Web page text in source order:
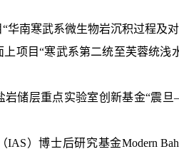
华南寒武系微生物岩沉积过程及
项目“寒武系第二统至芙蓉统浅
储层重点实验室创新基金“震
）博士后研究基金Modern